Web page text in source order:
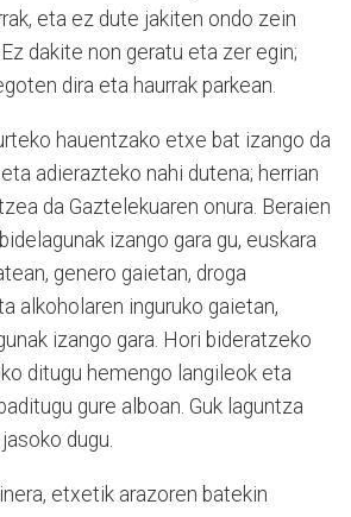
eta ez dute jakiten ondo zein
dakite non geratu eta zer egin;
dira eta haurrak parkean.
hauentzako etxe bat izango da
adierazteko nahi dutena; herrian
da Gaztelekuaren onura. Beraien
izango gara gu, euskara
genero gaietan, droga
alkoholaren inguruko gaietan,
izango gara. Hori bideratzeko
ditugu hemengo langileok eta
gure alboan. Guk laguntza
dugu.
etxetik arazoren batekin